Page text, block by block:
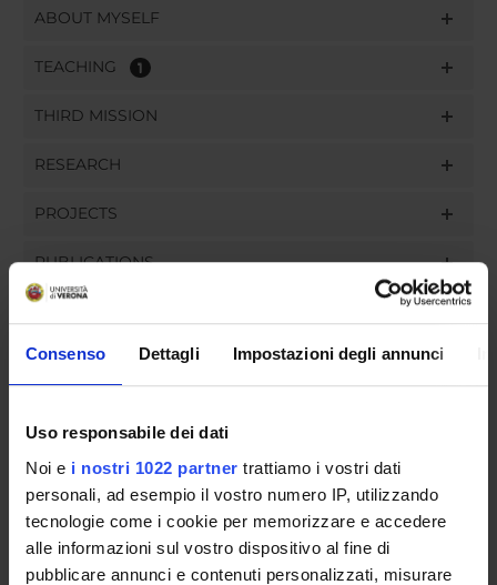
Consenso Dettagli Impostazioni degli annunci
Uso responsabile dei dati
Noi e i nostri 1022 partner trattiamo i vostri dati
personali, ad esempio il vostro numero IP, utilizzando
tecnologie come i cookie per memorizzare e accedere
alle informazioni sul vostro dispositivo al fine di
pubblicare annunci e contenuti personalizzati, misurare
ABOUT MYSELF
TEACHING 1
THIRD MISSION
RESEARCH
PROJECTS
PUBLICATIONS
ORGANISATION
GOVERNANCE
COMMITTEES
DEPARTMENT ADMINISTRATION OFFICES